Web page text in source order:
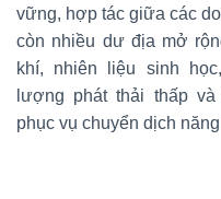
vững, hợp tác giữa các
còn nhiều dư địa mở
khí, nhiên liệu sinh
lượng phát thải thấp
phục vụ chuyển dịch